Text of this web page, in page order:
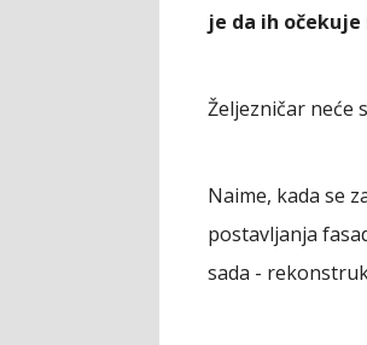
je da ih
Željezničar neće
Naime, kada se
postavljanja
sada -